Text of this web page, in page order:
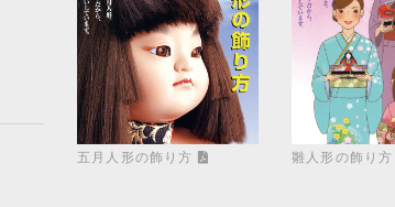
五月人形の飾り方 雛人形の飾り方